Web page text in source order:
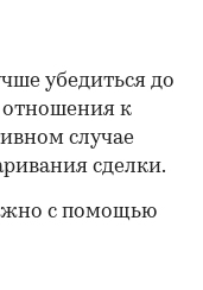
убедиться до
отношения к
случае
сделки.
с помощью